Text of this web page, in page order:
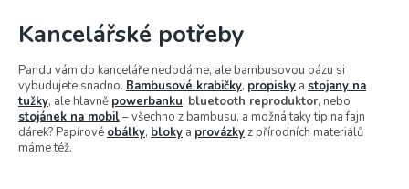
Kancelářské potřeby
Pandu vám do kanceláře nedodáme, ale bambusovou oázu si
vybudujete snadno. Bambusové krabičky, propisky a stojany na
tužky, ale hlavně powerbanku, bluetooth reproduktor, nebo
stojánek na mobil– všechno z bambusu, a možná taky tip na fajn
dárek? Papírové obálky, bloky a provázkyz přírodních materiálů
máme též.